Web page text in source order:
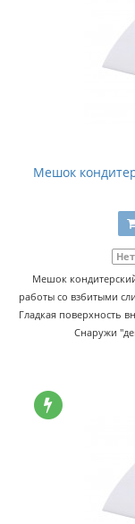
Мешок
Мешок
работы со взбитыми
Гладкая поверхность
Снаружи